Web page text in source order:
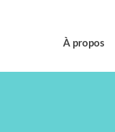
À propos